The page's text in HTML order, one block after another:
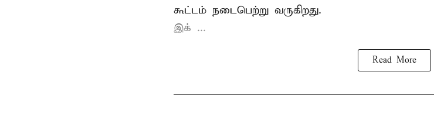
கூட்டம் நடைபெற்று வருகிறது.
இக் ...
Read More